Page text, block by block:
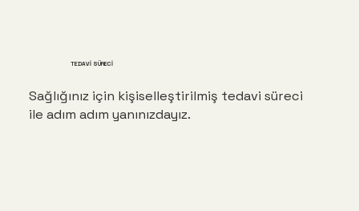
TEDAVİ SÜRECİ
Sağlığınız için kişiselleştirilmiş tedavi süreci
ile adım adım yanınızdayız.